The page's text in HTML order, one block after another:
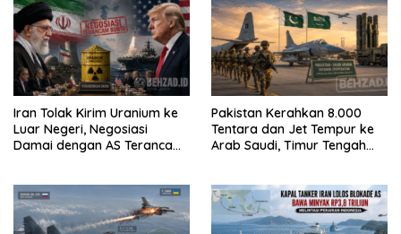
Iran Tolak Kirim Uranium ke
Luar Negeri, Negosiasi
Damai dengan AS Terancam
Pakistan Kerahkan 8.000
Tentara dan Jet Tempur ke
Arab Saudi, Timur Tengah